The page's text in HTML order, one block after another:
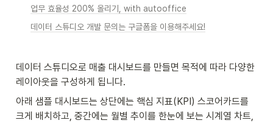
업무 효율성 200% 올리기, with autooffice
데이터 스튜디오 개발 문의는 구글폼을 이용해주세요!
데이터 스튜디오로 매출 대시보드를 만들면 목적에 따라 다양한
레이아웃을 구성하게 됩니다.
아래 샘플 대시보드는 상단에는 핵심 지표(KPI) 스코어카드를
크게 배치하고, 중간에는 월별 추이를 한눈에 보는 시계열 차트,